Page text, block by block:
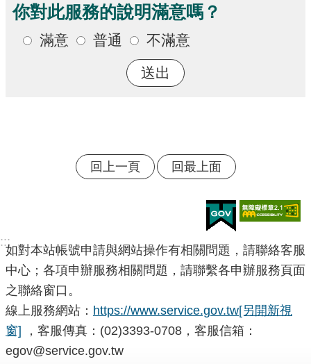
你對此服務的說明滿意嗎？
滿意 普通 不滿意
回上一頁 回最上面
:::
如對本站帳號申請與網站操作有相關問題，請聯絡客服
中心；各項申辦服務相關問題，請聯繫各申辦服務頁面
之聯絡窗口。
線上服務網站： https://www.service.gov.tw[另開新視
窗] ，客服傳真：(02)3393-0708，客服信箱：
egov@service.gov.tw